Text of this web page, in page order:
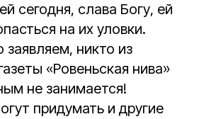
сегодня, слава Богу, ей
на их уловки.
заявляем, никто из
«Ровеньская нива»
не занимается!
придумать и другие